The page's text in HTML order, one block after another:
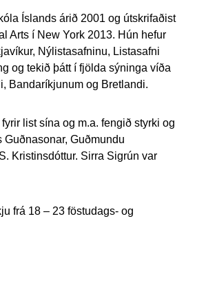
Íslands árið 2001 og útskrifaðist
Arts í New York 2013. Hún hefur
Nýlistasafninu, Listasafni
og tekið þátt í fjölda sýninga víða
Bandaríkjunum og Bretlandi.
list sína og m.a. fengið styrki og
Guðmundu
Kristinsdóttur. Sirra Sigrún var
frá 18 – 23 föstudags- og